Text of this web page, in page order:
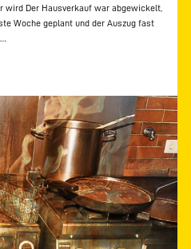
wird Der Hausverkauf war abgewickelt,
Woche geplant und der Auszug fast